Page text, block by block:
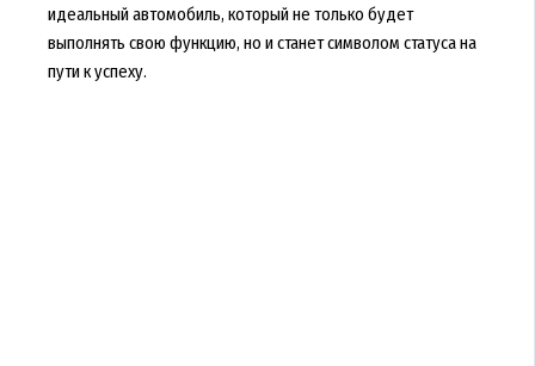
идеальный автомобиль, который не только будет
выполнять свою функцию, но и станет символом статуса на
пути к успеху.